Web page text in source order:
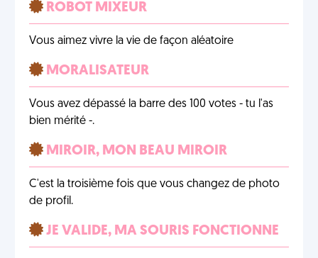
ROBOT MIXEUR
Vous aimez vivre la vie de façon aléatoire
MORALISATEUR
Vous avez dépassé la barre des 100 votes - tu l'as
bien mérité -.
MIROIR, MON BEAU MIROIR
C'est la troisième fois que vous changez de photo
de profil.
JE VALIDE, MA SOURIS FONCTIONNE